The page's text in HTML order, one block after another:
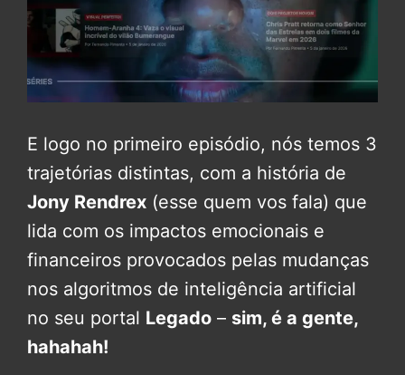
E logo no primeiro episódio, nós temos 3
trajetórias distintas, com a história de
Jony Rendrex (esse quem vos fala) que
lida com os impactos emocionais e
financeiros provocados pelas mudanças
nos algoritmos de inteligência artificial
no seu portal Legado – sim, é a gente,
hahahah!